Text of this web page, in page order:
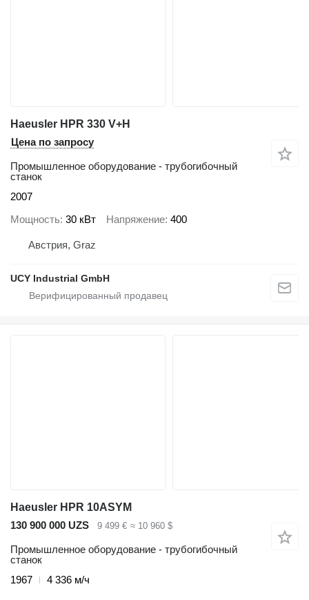
Haeusler HPR 330 V+H
Цена по запросу
Промышленное оборудование - трубогибочный
станок
2007
Мощность 30 кВт Напряжение 400
Австрия, Graz
UCY Industrial GmbH
Haeusler HPR 10ASYM
130 900 000 UZS
9 499 € ≈ 10 960 $
Промышленное оборудование - трубогибочный
станок
1967
4 336 м/ч